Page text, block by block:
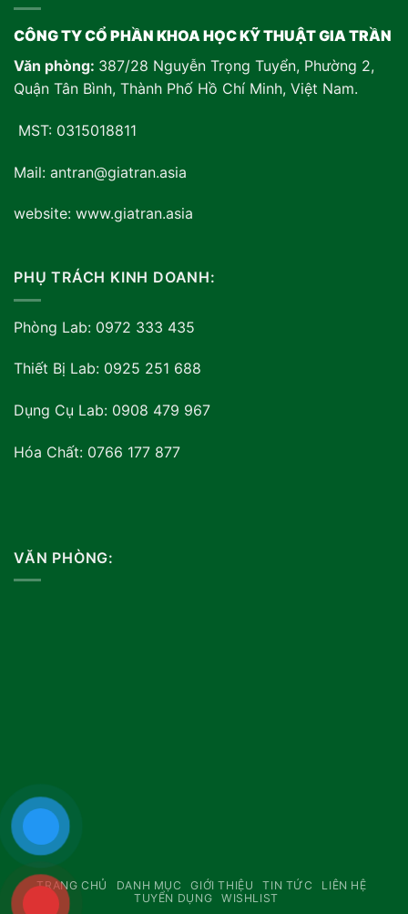
CÔNG TY CỔ PHẦN KHOA HỌC KỸ THUẬT GIA TRẦN
Văn phòng: 387/28 Nguyễn Trọng Tuyển, Phường 2,
Quận Tân Bình, Thành Phố Hồ Chí Minh, Việt Nam.
MST: 0315018811
Mail: antran@giatran.asia
website: www.giatran.asia
PHỤ TRÁCH KINH DOANH:
Phòng Lab: 0972 333 435
Thiết Bị Lab: 0925 251 688
Dụng Cụ Lab: 0908 479 967
Hóa Chất: 0766 177 877
VĂN PHÒNG:
TRANG CHỦ DANH MỤC GIỚI THIỆU TIN TỨC
LIÊN HỆ
TUYỂN DỤNG
WISHLIST